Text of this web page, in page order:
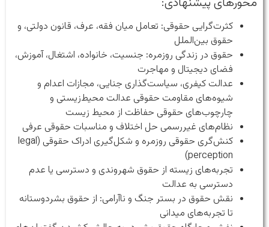
کثرت‌گرایی حقوقی: تعامل میان فقه، عرف، قانون دولتی، و
حقوق بین‌الملل
حقوق در زندگی روزمره: جنسیت، خانواده، اشتغال، آموزش،
فضای دیجیتال و مهاجرت
عدالت کیفری، سیاست‌گذاری جنایی، مجازات اعدام و
شیوه‌های مقاومت حقوقی عدالت محیط‌زیستی و
چارچوب‌های حقوقی حفاظت از محیط زیست
نظام‌های غیررسمی حل اختلاف و مناسبات حقوقی عرفی
کنش‌گری حقوقی روزمره و شکل‌گیری ادراک حقوقی (legal
perception)
تجربه‌های زیسته از حقوق شهروندی و دسترسی یا عدم
دسترسی به عدالت
نقش حقوق در بستر جنگ و ناآرامی: از حقوق بشردوستانه
تا تجربه‌های میدانی